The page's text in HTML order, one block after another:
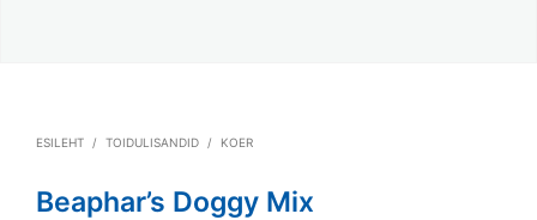
ESILEHT / TOIDULISANDID / KOER
Beaphar’s Doggy Mix